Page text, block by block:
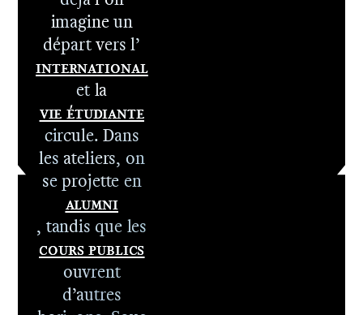
Le DNSEP
imagine un
départ vers l’
International
et la
Vie étudiante
circule. Dans
les ateliers, on
se projette en
Alumni
, tandis que les
Cours publics
ouvrent
d’autres